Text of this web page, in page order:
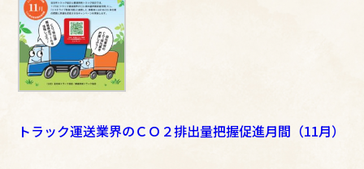
トラック運送業界のＣＯ２排出量把握促進月間（11月）